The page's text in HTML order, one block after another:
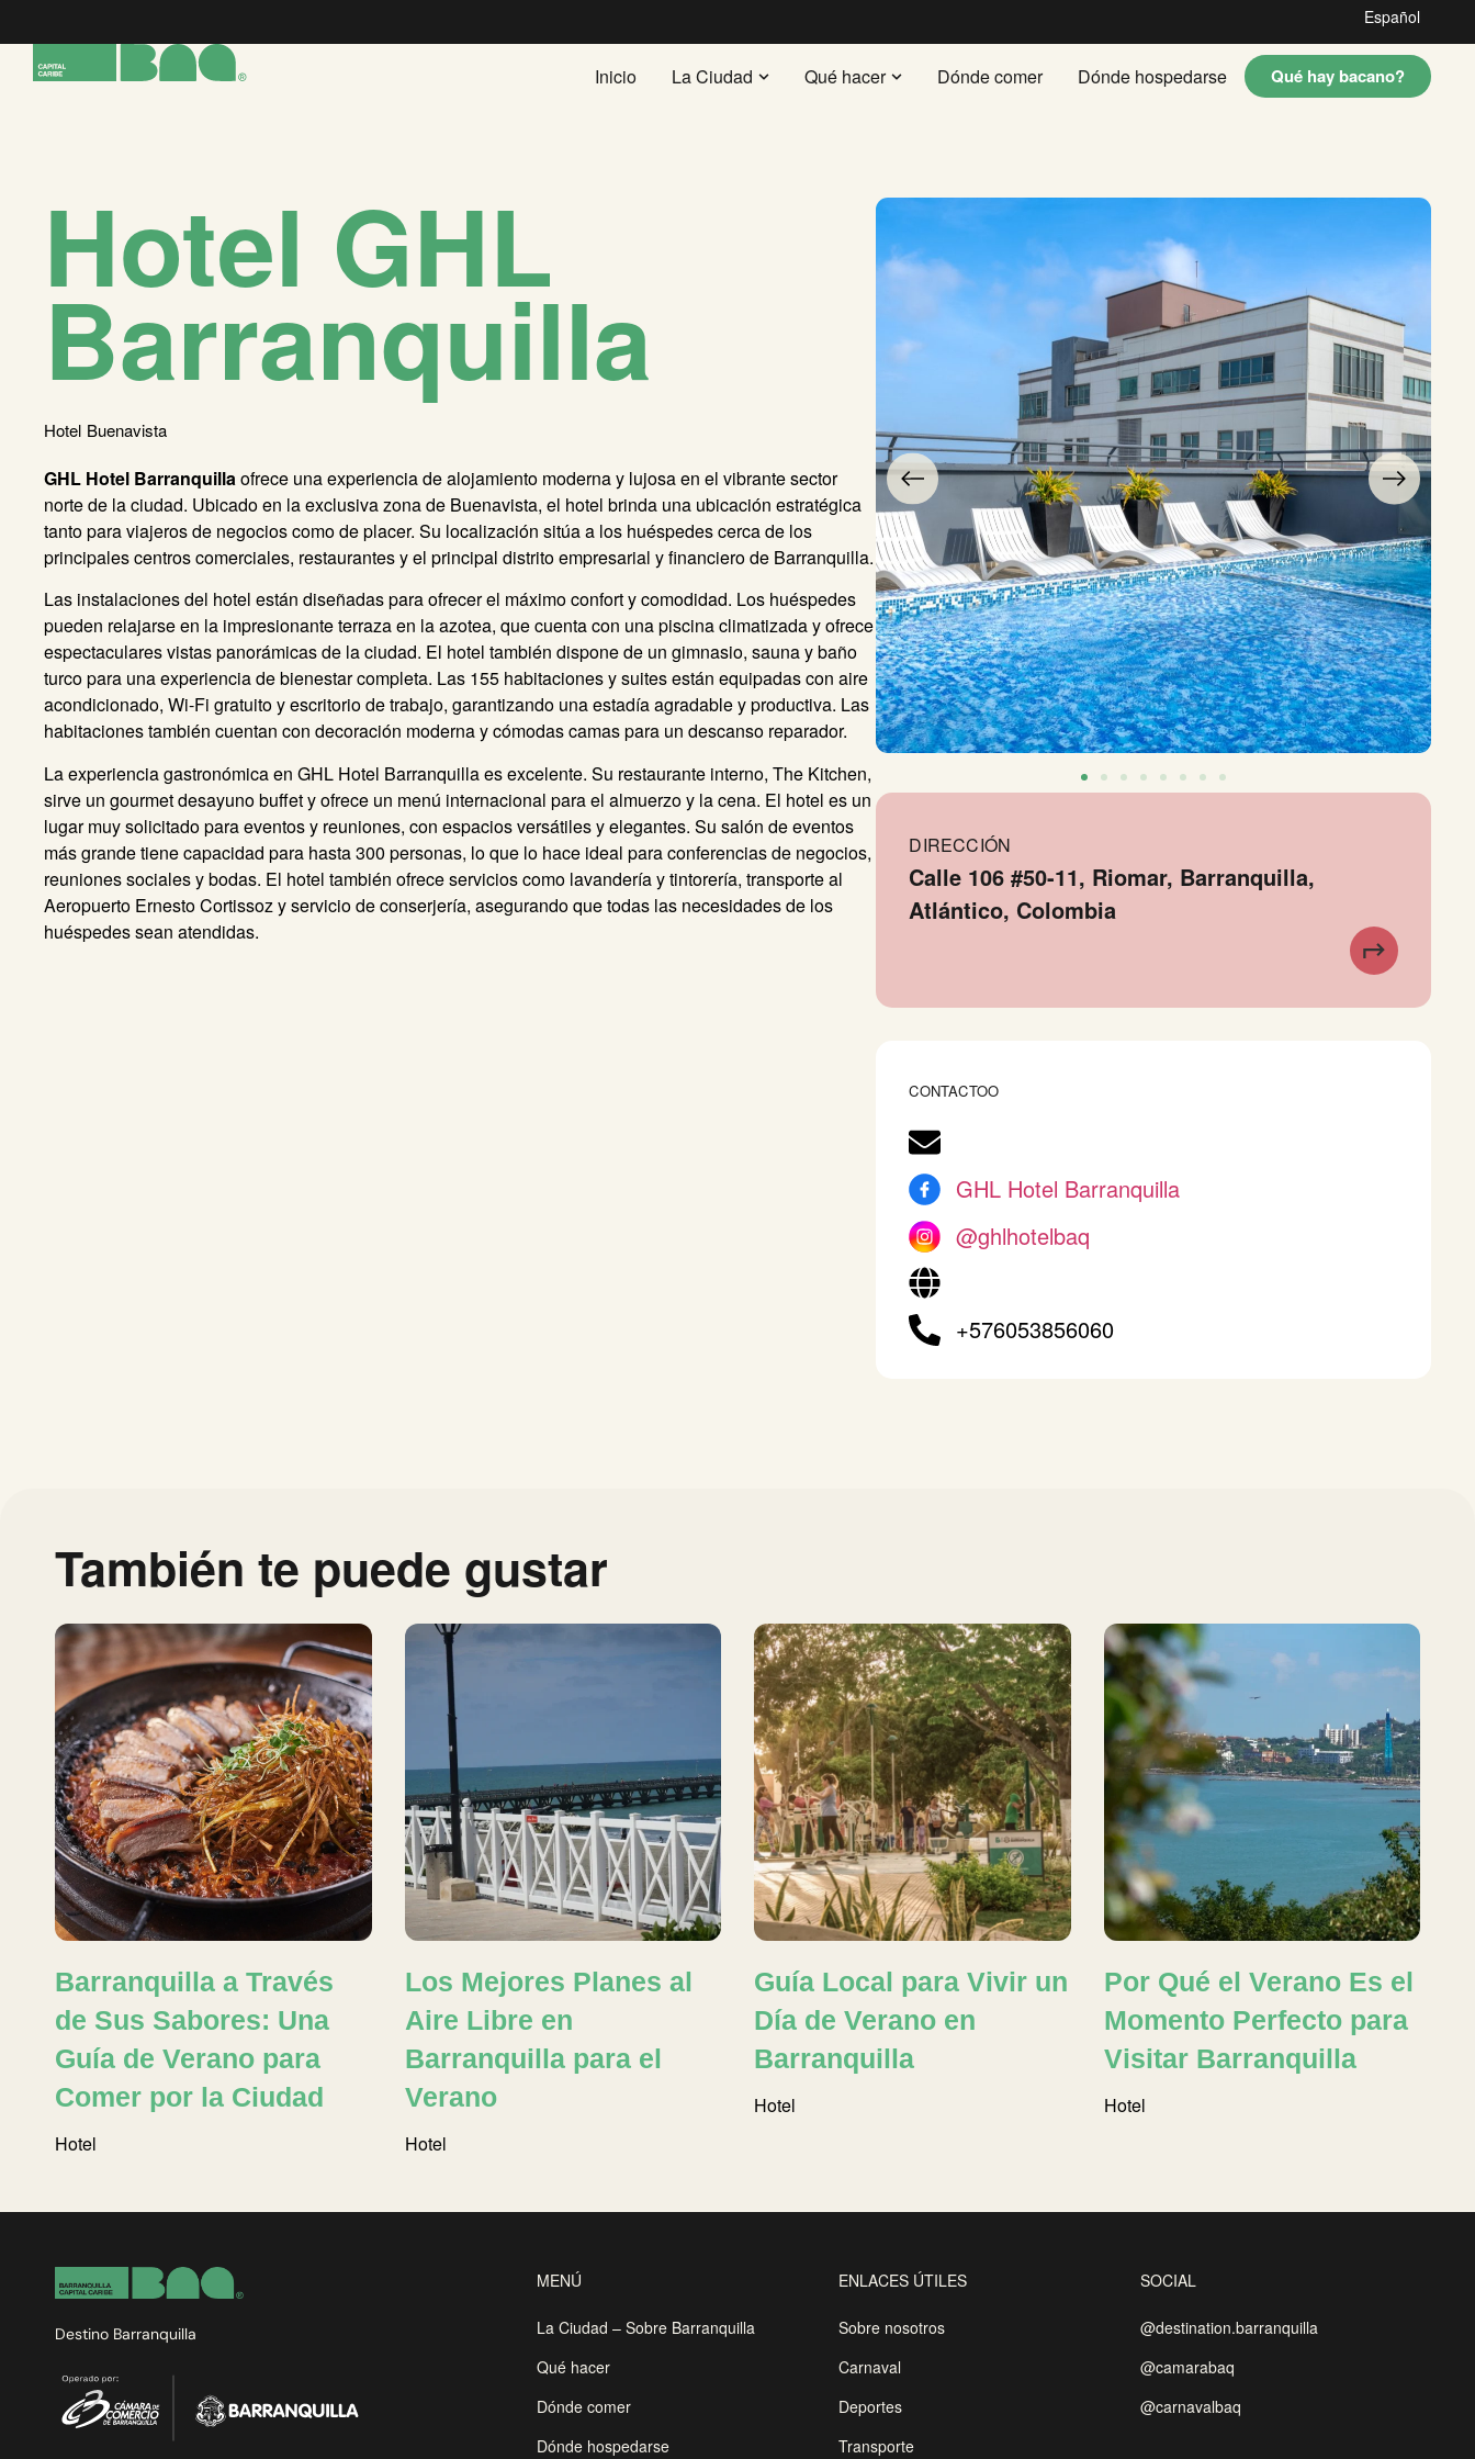
Español
Inicio La Ciudad Qué hacer Dónde comer Dónde hospedarse Qué hay bacano?
Hotel GHL
Barranquilla
Hotel Buenavista
GHL Hotel Barranquillaofrece una experiencia de alojamiento moderna y lujosa en el vibrante sector
norte de la ciudad. Ubicado en la exclusiva zona de Buenavista, el hotel brinda una ubicación estratégica
tanto para viajeros de negocios como de placer. Su localización sitúa a los huéspedes cerca de los
principales centros comerciales, restaurantes y el principal distrito empresarial y financiero de Barranquilla.
Las instalaciones del hotel están diseñadas para ofrecer el máximo confort y comodidad. Los huéspedes
pueden relajarse en la impresionante terraza en la azotea, que cuenta con una piscina climatizada y ofrece
espectaculares vistas panorámicas de la ciudad. El hotel también dispone de un gimnasio, sauna y baño
turco para una experiencia de bienestar completa. Las 155 habitaciones y suites están equipadas con aire
acondicionado, Wi-Fi gratuito y escritorio de trabajo, garantizando una estadía agradable y productiva. Las
habitaciones también cuentan con decoración moderna y cómodas camas para un descanso reparador.
La experiencia gastronómica en GHL Hotel Barranquilla es excelente. Su restaurante interno, The Kitchen,
sirve un gourmet desayuno buffet y ofrece un menú internacional para el almuerzo y la cena. El hotel es un
lugar muy solicitado para eventos y reuniones, con espacios versátiles y elegantes. Su salón de eventos
más grande tiene capacidad para hasta 300 personas, lo que lo hace ideal para conferencias de negocios,
reuniones sociales y bodas. El hotel también ofrece servicios como lavandería y tintorería, transporte al
Aeropuerto Ernesto Cortissoz y servicio de conserjería, asegurando que todas las necesidades de los
huéspedes sean atendidas.
DIRECCIÓN
Calle 106 #50-11, Riomar, Barranquilla,
Atlántico, Colombia
CONTACTOO
GHL Hotel Barranquilla
@ghlhotelbaq
+576053856060
También te puede gustar
Barranquilla a Través
de Sus Sabores: Una
Guía de Verano para
Comer por la Ciudad
Hotel
Los Mejores Planes al
Aire Libre en
Barranquilla para el
Verano
Hotel
Guía Local para Vivir un
Día de Verano en
Barranquilla
Hotel
Por Qué el Verano Es el
Momento Perfecto para
Visitar Barranquilla
Hotel
Destino Barranquilla
MENÚ
La Ciudad – Sobre Barranquilla
Qué hacer
Dónde comer
Dónde hospedarse
ENLACES ÚTILES
Sobre nosotros
Carnaval
Deportes
Transporte
SOCIAL
@destination.barranquilla
@camarabaq
@carnavalbaq